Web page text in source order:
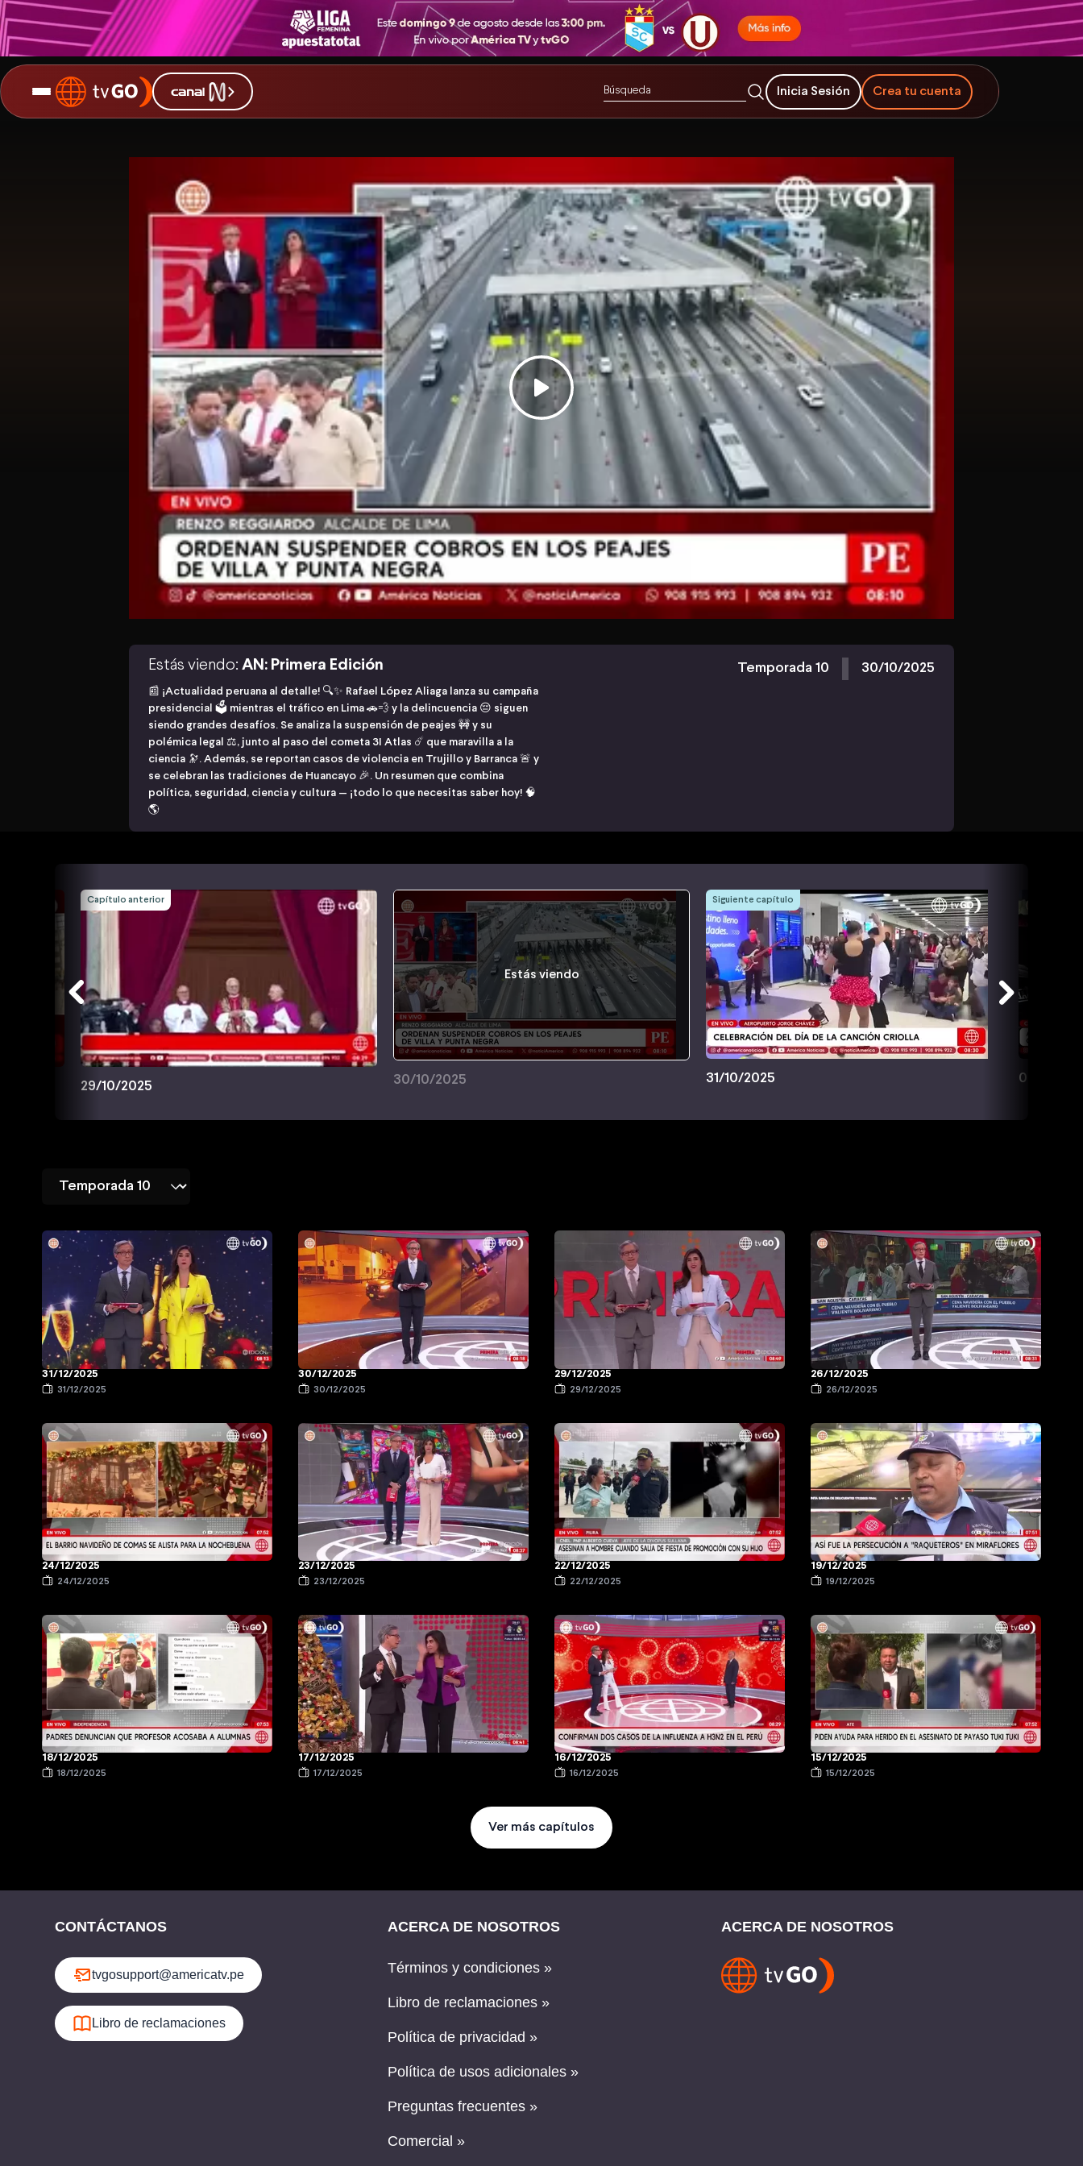
Inicia Sesión Crea tu cuenta
Estás viendo: AN: Primera Edición
📰 ¡Actualidad peruana al detalle! 🔍✨ Rafael López Aliaga lanza su campaña
presidencial 🗳️ mientras el tráfico en Lima 🚗💨 y la delincuencia 😔 siguen
siendo grandes desafíos. Se analiza la suspensión de peajes 🚧 y su
polémica legal ⚖️, junto al paso del cometa 3I Atlas ☄️ que maravilla a la
ciencia 🔭. Además, se reportan casos de violencia en Trujillo y Barranca 🚨 y
se celebran las tradiciones de Huancayo 🎉. Un resumen que combina
política, seguridad, ciencia y cultura — ¡todo lo que necesitas saber hoy! 🧠
🌎
Temporada 10 30/10/2025
Capítulo anterior
29/10/2025
Estás viendo
30/10/2025
Siguiente capítulo
31/10/2025 03/11/
31/12/2025
31/12/2025
30/12/2025
30/12/2025
29/12/2025
29/12/2025
26/12/2025
26/12/2025
24/12/2025
24/12/2025
23/12/2025
23/12/2025
22/12/2025
22/12/2025
19/12/2025
19/12/2025
18/12/2025
18/12/2025
17/12/2025
17/12/2025
16/12/2025
16/12/2025
15/12/2025
15/12/2025
Ver más capítulos
CONTÁCTANOS
tvgosupport@americatv.pe
Libro de reclamaciones
ACERCA DE NOSOTROS
Términos y condiciones »
Libro de reclamaciones »
Política de privacidad »
Política de usos adicionales »
Preguntas frecuentes »
Comercial »
ACERCA DE NOSOTROS